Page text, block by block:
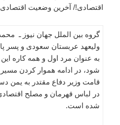
اقتصادی!/ آخرین وضعیت
گروه بین الملل جهان نیوز ـ
ولیعهد عربستان سعودی و پسر
به عنوان مرد اول و همه کاره
شود، در ادامه هموار کردن
قامت وزیر دفاع مقتدر به یمن
در لباس قهرمان و مصلح
شده است.